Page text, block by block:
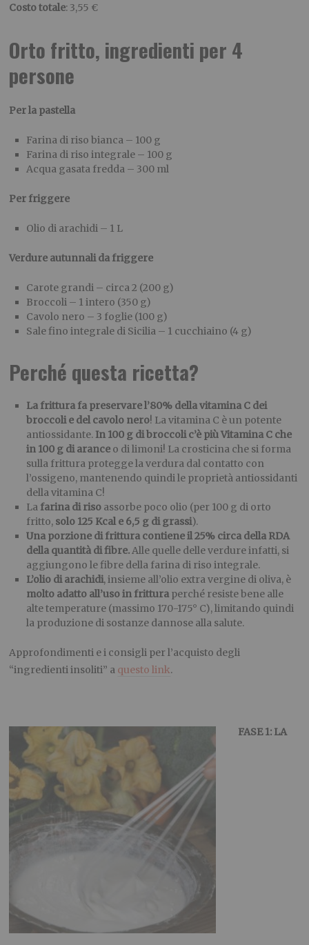
Costo totale: 3,55 €
Orto fritto, ingredienti per 4
persone
Per la pastella
Farina di riso bianca – 100 g
Farina di riso integrale – 100 g
Acqua gasata fredda – 300 ml
Per friggere
Olio di arachidi – 1 L
Verdure autunnali da friggere
Carote grandi – circa 2 (200 g)
Broccoli – 1 intero (350 g)
Cavolo nero – 3 foglie (100 g)
Sale fino integrale di Sicilia – 1 cucchiaino (4 g)
Perché questa ricetta?
La frittura fa preservare l’80% della vitamina C dei
broccoli e del cavolo nero! La vitamina C è un potente
antiossidante. In 100 g di broccoli c’è più Vitamina C che
in 100 g di aranceo di limoni! La crosticina che si forma
sulla frittura protegge la verdura dal contatto con
l’ossigeno, mantenendo quindi le proprietà antiossidanti
della vitamina C!
La farina di risoassorbe poco olio (per 100 g di orto
fritto, solo 125 Kcal e 6,5 g di grassi).
Una porzione di frittura contiene il 25% circa della RDA
della quantità di fibre.Alle quelle delle verdure infatti, si
aggiungono le fibre della farina di riso integrale.
L’olio di arachidi, insieme all’olio extra vergine di oliva, è
molto adatto all’uso in fritturaperché resiste bene alle
alte temperature (massimo 170-175° C), limitando quindi
la produzione di sostanze dannose alla salute.
Approfondimenti e i consigli per l’acquisto degli
“ingredienti insoliti” a questo link.
FASE 1: LA